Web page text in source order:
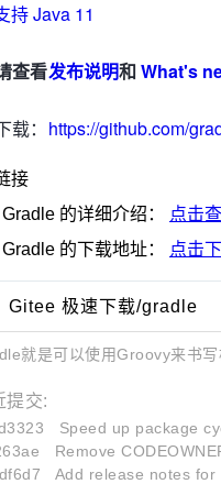
持 Java 11
查看发布说明和 What's
： https://github.com/
接
Gradle 的详细介绍：
点击
Gradle 的下载地址： 点击
Gitee 极速下载/gradle
就是可以使用Groovy来书
提交:
Speed up package
Remove
Add release notes